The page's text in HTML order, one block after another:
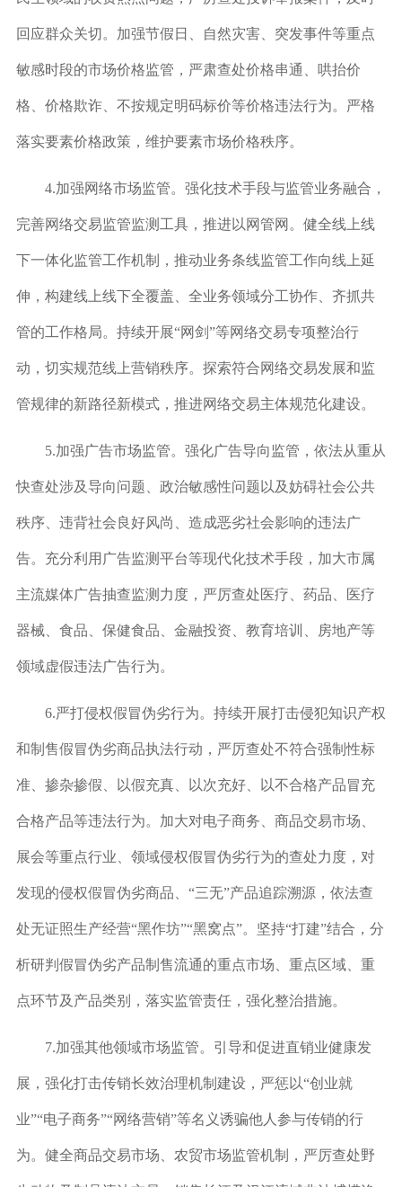
回应群众关切。加强节假日、自然灾害、突发事件等重点
敏感时段的市场价格监管，严肃查处价格串通、哄抬价
格、价格欺诈、不按规定明码标价等价格违法行为。严格
落实要素价格政策，维护要素市场价格秩序。
4.加强网络市场监管。 强化技术手段与监管业务融合，
完善网络交易监管监测工具，推进以网管网。健全线上线
下一体化监管工作机制，推动业务条线监管工作向线上延
伸，构建线上线下全覆盖、全业务领域分工协作、齐抓共
管的工作格局。持续开展“网剑”等网络交易专项整治行
动，切实规范线上营销秩序。探索符合网络交易发展和监
管规律的新路径新模式，推进网络交易主体规范化建设。
5.加强广告市场监管。 强化广告导向监管，依法从重从
快查处涉及导向问题、政治敏感性问题以及妨碍社会公共
秩序、违背社会良好风尚、造成恶劣社会影响的违法广
告。充分利用广告监测平台等现代化技术手段，加大市属
主流媒体广告抽查监测力度，严厉查处医疗、药品、医疗
器械、食品、保健食品、金融投资、教育培训、房地产等
领域虚假违法广告行为。
6.严打侵权假冒伪劣行为。 持续开展打击侵犯知识产权
和制售假冒伪劣商品执法行动，严厉查处不符合强制性标
准、掺杂掺假、以假充真、以次充好、以不合格产品冒充
合格产品等违法行为。加大对电子商务、商品交易市场、
展会等重点行业、领域侵权假冒伪劣行为的查处力度，对
发现的侵权假冒伪劣商品、“三无”产品追踪溯源，依法查
处无证照生产经营“黑作坊”“黑窝点”。坚持“打建”结合，分
析研判假冒伪劣产品制售流通的重点市场、重点区域、重
点环节及产品类别，落实监管责任，强化整治措施。
7.加强其他领域市场监管。 引导和促进直销业健康发
展，强化打击传销长效治理机制建设，严惩以“创业就
业”“电子商务”“网络营销”等名义诱骗他人参与传销的行
为。健全商品交易市场、农贸市场监管机制，严厉查处野